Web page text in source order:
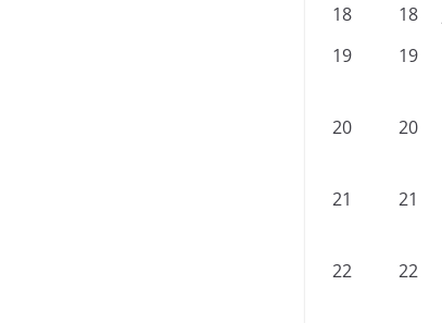
18
18
19
19
20 20
21 21
22 22